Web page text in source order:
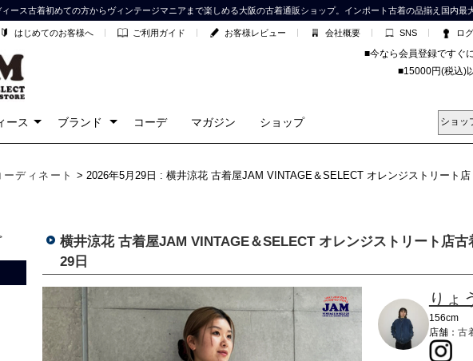
ィース古着初めての方からヴィンテージマニアまで楽しめる大阪の古着通販ショップ。インポート古着の品揃え国内最
はじめてのお客様へ ご利用ガイド お客様レビュー 会社概要 SNS ロ
■今なら会員登録ですぐ
■15000円(税込)
ース ブランド コーデ マガジン ショップ
ディネート > 2026年5月29日 : 横井涼花 古着屋JAM VINTAGE＆SELECT オレンジストリート店
横井涼花 古着屋JAM VINTAGE＆SELECT オレンジストリート店古
29日
りょ
156cm
店舗： 古